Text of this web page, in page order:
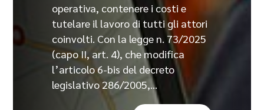
operativa, contenere i costi e
tutelare il lavoro di tutti gli attori
coinvolti. Con la legge n. 73/2025
(capo II, art. 4), che modifica
l’articolo 6-bis del decreto
legislativo 286/2005,…